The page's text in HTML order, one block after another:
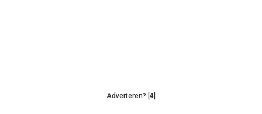
Adverteren? [4]